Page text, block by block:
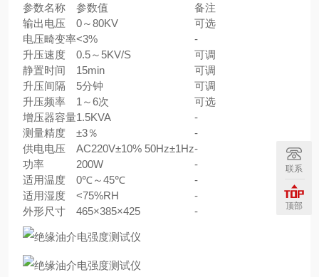
参数名称 参数值
备注
输出电压
0～80KV
可选
电压畸变率<3%
-
升压速度
0.5～5KV/S
可调
静置时间
15min
可调
升压间隔
5分钟
可调
升压频率
1～6次
可选
增压器容量1.5KVA
-
测量精度
±3％
-
供电电压
AC220V±10% 50Hz±1Hz-
功率
200W
-
适用温度
0℃～45℃
-
适用湿度
<75%RH
-
外形尺寸
465×385×425 -
联系
顶部